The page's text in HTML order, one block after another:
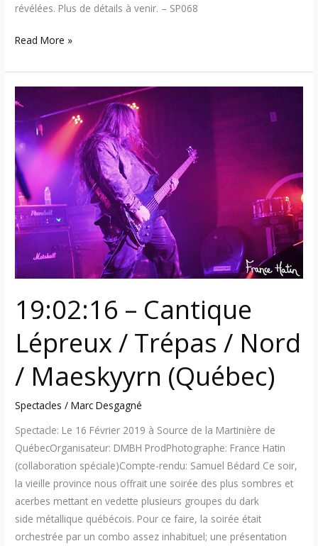
révélées. Plus de détails à venir. – SP068
Read More »
19:02:16 – Cantique
Lépreux / Trépas / Nord
/ Maeskyyrn (Québec)
Spectacles /Marc Desgagné
Spectacle: Le 16 Février 2019 à Source de la Martinière de
QuébecOrganisateur: DMBH ProdPhotographe: France Hatin
(collaboration spéciale)Compte-rendu: Samuel Bédard Ce soir,
la vieille province nous offrait une soirée des plus sombres et
acerbes mettant en vedette plusieurs groupes du dark
side métallique québécois. Pour ce faire, la soirée était
orchestrée par un combo assez inhabituel; une présentation
19:02:16
–
Cantique
Lépreux
/
Trépas
Nord
/
Maeskyyrn
(Québec)